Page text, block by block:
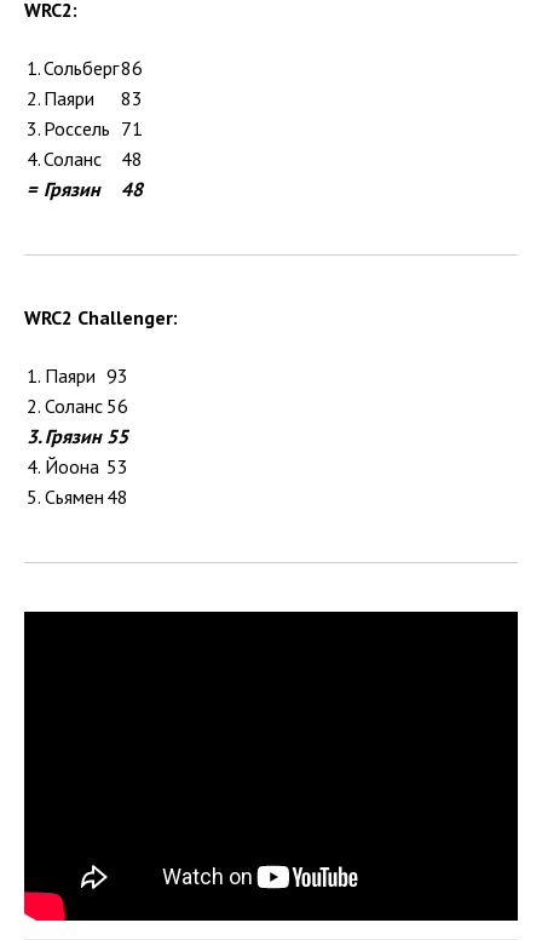
WRC2:
1.Сольберг86
2. Паяри
83
3. Россель 71
4.Соланс
48
= Грязин 48
WRC2 Challenger:
1. Паяри 93
2. Соланс 56
3.Грязин 55
4. Йоона 53
5. Сьямен 48